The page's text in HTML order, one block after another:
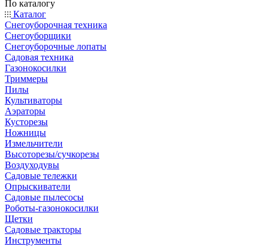
По каталогу
Каталог
Снегоуборочная техника
Снегоуборщики
Снегоуборочные лопаты
Садовая техника
Газонокосилки
Триммеры
Пилы
Культиваторы
Аэраторы
Кусторезы
Ножницы
Измельчители
Высоторезы/сучкорезы
Воздуходувы
Садовые тележки
Опрыскиватели
Садовые пылесосы
Роботы-газонокосилки
Щетки
Садовые тракторы
Инструменты